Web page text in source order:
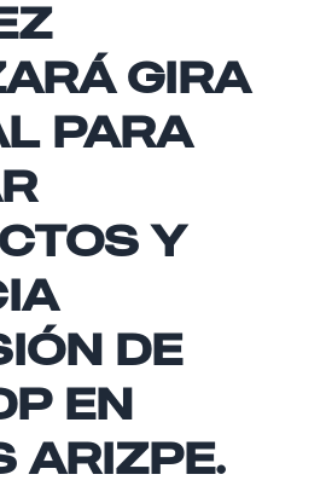
GIRA
PARA
Y
DE
EN
ARIZPE.